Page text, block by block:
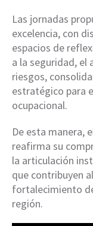
Las jornadas
excelencia, con
espacios de
a la seguridad, el
riesgos,
estratégico para
ocupacional.
De esta manera,
reafirma su
la articulación
que contribuyen
fortalecimiento
región.